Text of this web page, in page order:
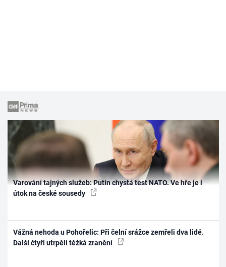
Varování tajných služeb: Putin chystá test NATO. Ve hře je i
útok na české sousedy
Vážná nehoda u Pohořelic: Při čelní srážce zemřeli dva lidé.
Další čtyři utrpěli těžká zranění